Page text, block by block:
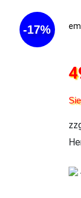
-17%